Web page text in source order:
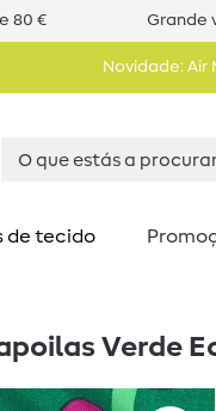
80 € Grande
Novidade: Air
de tecido
Verde